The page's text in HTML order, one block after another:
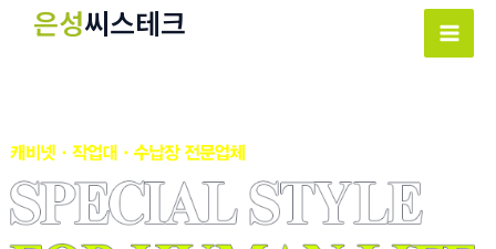
너
뛰
기
은성씨스테크
Main